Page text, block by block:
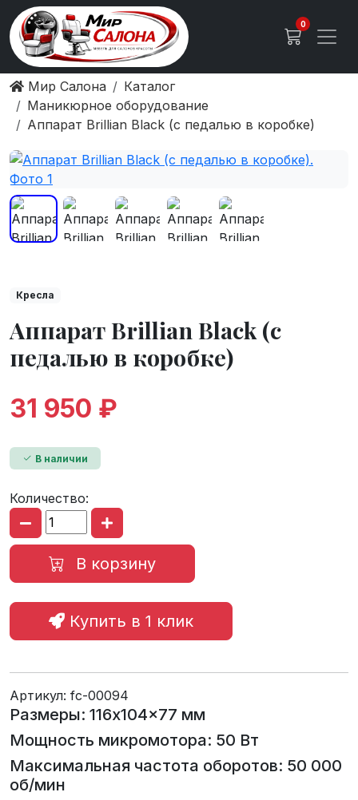
0
Мир Салона
Каталог
Маникюрное оборудование
Аппарат Brillian Black (с педалью в коробке)
Кресла
Аппарат Brillian Black (с
педалью в коробке)
31 950 ₽
В наличии
Количество:
В корзину
Купить в 1 клик
Артикул: fc-00094
Размеры: 116x104x77 мм
Мощность микромотора: 50 Вт
Максимальная частота оборотов: 50 000
об/мин